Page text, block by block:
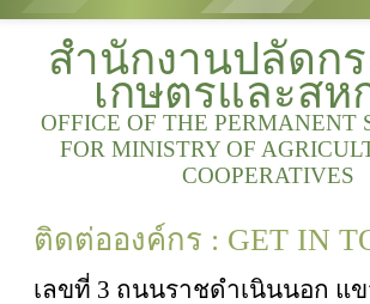
สำนักงานปลัดก
เกษตรและส
OFFICE OF THE PERMANENT
FOR MINISTRY OF
COOPERATIVES
ติดต่อองค์กร : GET IN
เลขที่ 3 ถนนราชดำเนินนอก แ